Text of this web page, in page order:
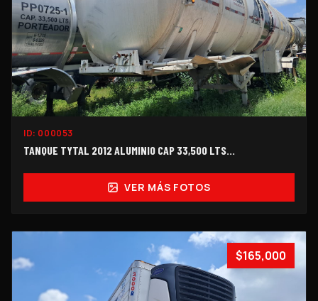
ID: 000053
TANQUE TYTAL 2012 ALUMINIO CAP 33,500 LTS...
VER MÁS FOTOS
$165,000